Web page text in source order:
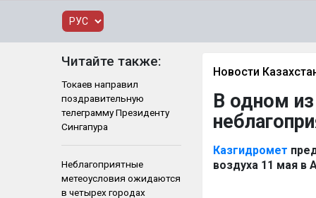
Читайте также:
Токаев направил
поздравительную
телеграмму Президенту
Сингапура
Неблагоприятные
метеоусловия ожидаются
в четырех городах
Новости
В одном
Казгидромет
воздуха 11 мая в